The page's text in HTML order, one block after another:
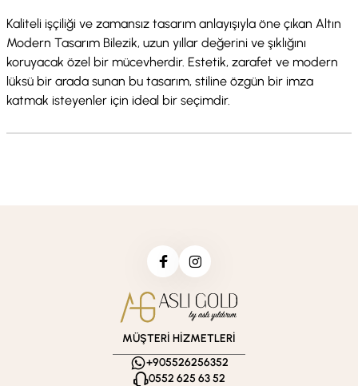
Kaliteli işçiliği ve zamansız tasarım anlayışıyla öne çıkan Altın
Modern Tasarım Bilezik, uzun yıllar değerini ve şıklığını
koruyacak özel bir mücevherdir. Estetik, zarafet ve modern
lüksü bir arada sunan bu tasarım, stiline özgün bir imza
katmak isteyenler için ideal bir seçimdir.
MÜŞTERİ HİZMETLERİ
+905526256352
0552 625 63 52